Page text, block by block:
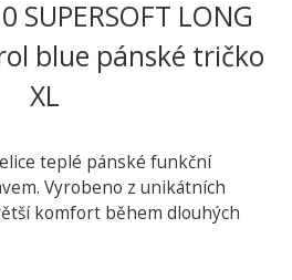
SUPERSOFT LONG
blue pánské tričko
XL
teplé pánské funkční
Vyrobeno z unikátních
komfort během dlouhých